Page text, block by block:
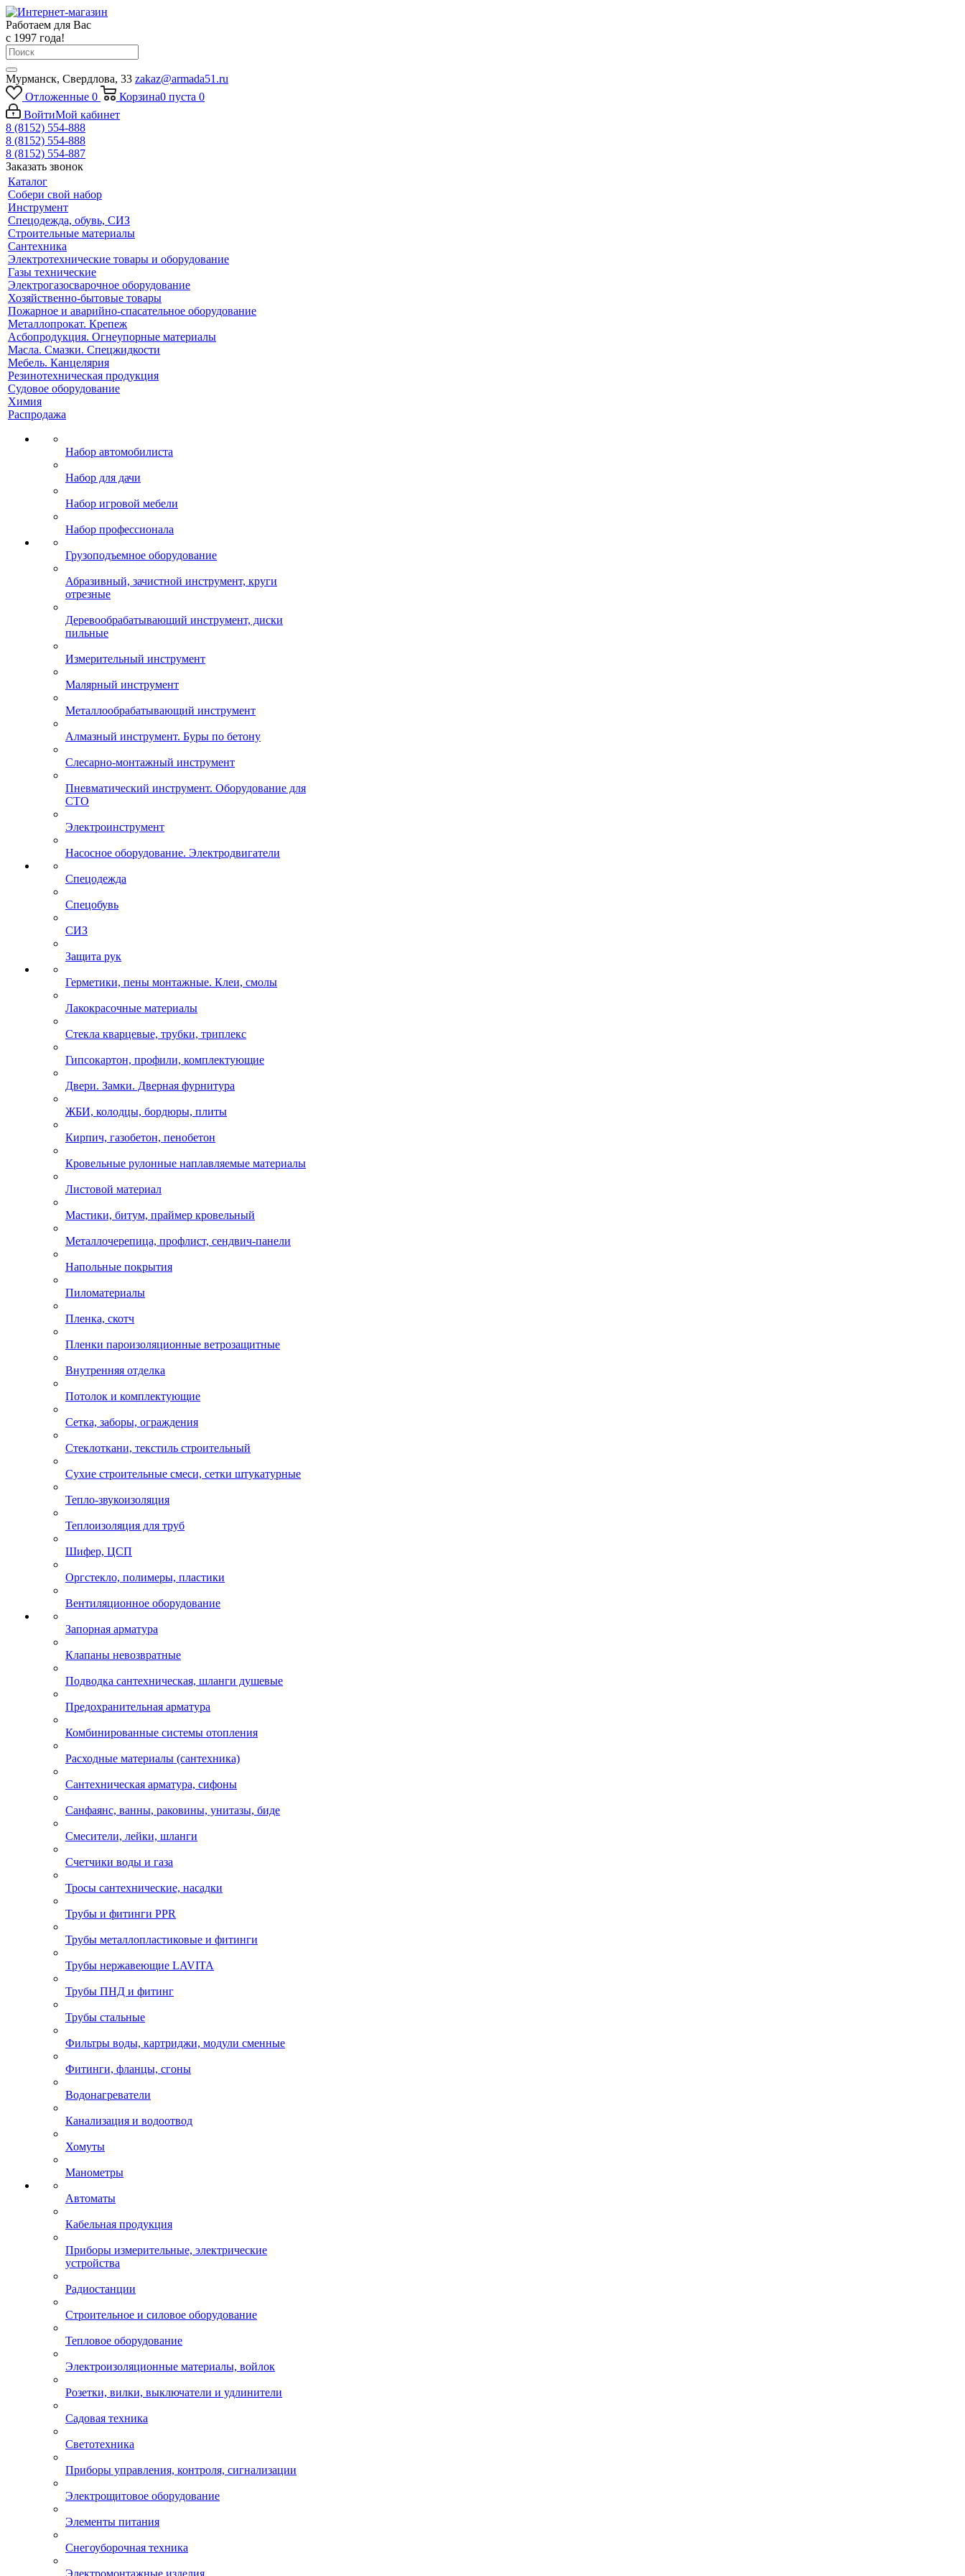
Работаем для Вас
с 1997 года!
Мурманск, Свердлова, 33 zakaz@armada51.ru
Отложенные 0 Корзина0 пуста 0
ВойтиМой кабинет
8 (8152) 554-888
8 (8152) 554-888
8 (8152) 554-887
Заказать звонок
Каталог
Собери свой набор
Инструмент
Спецодежда, обувь, СИЗ
Строительные материалы
Сантехника
Электротехнические товары и оборудование
Газы технические
Электрогазосварочное оборудование
Хозяйственно-бытовые товары
Пожарное и аварийно-спасательное оборудование
Металлопрокат. Крепеж
Асбопродукция. Огнеупорные материалы
Масла. Смазки. Спецжидкости
Мебель. Канцелярия
Резинотехническая продукция
Судовое оборудование
Химия
Распродажа
Набор автомобилиста
Набор для дачи
Набор игровой мебели
Набор профессионала
Грузоподъемное оборудование
Абразивный, зачистной инструмент, круги
отрезные
Деревообрабатывающий инструмент, диски
пильные
Измерительный инструмент
Малярный инструмент
Металлообрабатывающий инструмент
Алмазный инструмент. Буры по бетону
Слесарно-монтажный инструмент
Пневматический инструмент. Оборудование для
СТО
Электроинструмент
Насосное оборудование. Электродвигатели
Спецодежда
Спецобувь
СИЗ
Защита рук
Герметики, пены монтажные. Клеи, смолы
Лакокрасочные материалы
Стекла кварцевые, трубки, триплекс
Гипсокартон, профили, комплектующие
Двери. Замки. Дверная фурнитура
ЖБИ, колодцы, бордюры, плиты
Кирпич, газобетон, пенобетон
Кровельные рулонные наплавляемые материалы
Листовой материал
Мастики, битум, праймер кровельный
Металлочерепица, профлист, сендвич-панели
Напольные покрытия
Пиломатериалы
Пленка, скотч
Пленки пароизоляционные ветрозащитные
Внутренняя отделка
Потолок и комплектующие
Сетка, заборы, ограждения
Стеклоткани, текстиль строительный
Сухие строительные смеси, сетки штукатурные
Тепло-звукоизоляция
Теплоизоляция для труб
Шифер, ЦСП
Оргстекло, полимеры, пластики
Вентиляционное оборудование
Запорная арматура
Клапаны невозвратные
Подводка сантехническая, шланги душевые
Предохранительная арматура
Комбинированные системы отопления
Расходные материалы (сантехника)
Сантехническая арматура, сифоны
Санфаянс, ванны, раковины, унитазы, биде
Смесители, лейки, шланги
Счетчики воды и газа
Тросы сантехнические, насадки
Трубы и фитинги PPR
Трубы металлопластиковые и фитинги
Трубы нержавеющие LAVITA
Трубы ПНД и фитинг
Трубы стальные
Фильтры воды, картриджи, модули сменные
Фитинги, фланцы, сгоны
Водонагреватели
Канализация и водоотвод
Хомуты
Манометры
Автоматы
Кабельная продукция
Приборы измерительные, электрические
устройства
Радиостанции
Строительное и силовое оборудование
Тепловое оборудование
Электроизоляционные материалы, войлок
Розетки, вилки, выключатели и удлинители
Садовая техника
Светотехника
Приборы управления, контроля, сигнализации
Электрощитовое оборудование
Элементы питания
Снегоуборочная техника
Электромонтажные изделия